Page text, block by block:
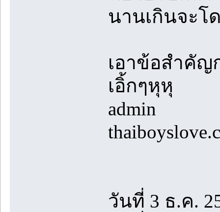
นานเกินจะโ
เอาข้อสำคัญ
เอิ้กๆหุหุ
admin
วันที่ 3 ธ.ค.